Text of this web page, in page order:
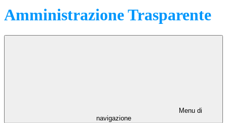
Amministrazione Trasparente
Menu di
navigazione